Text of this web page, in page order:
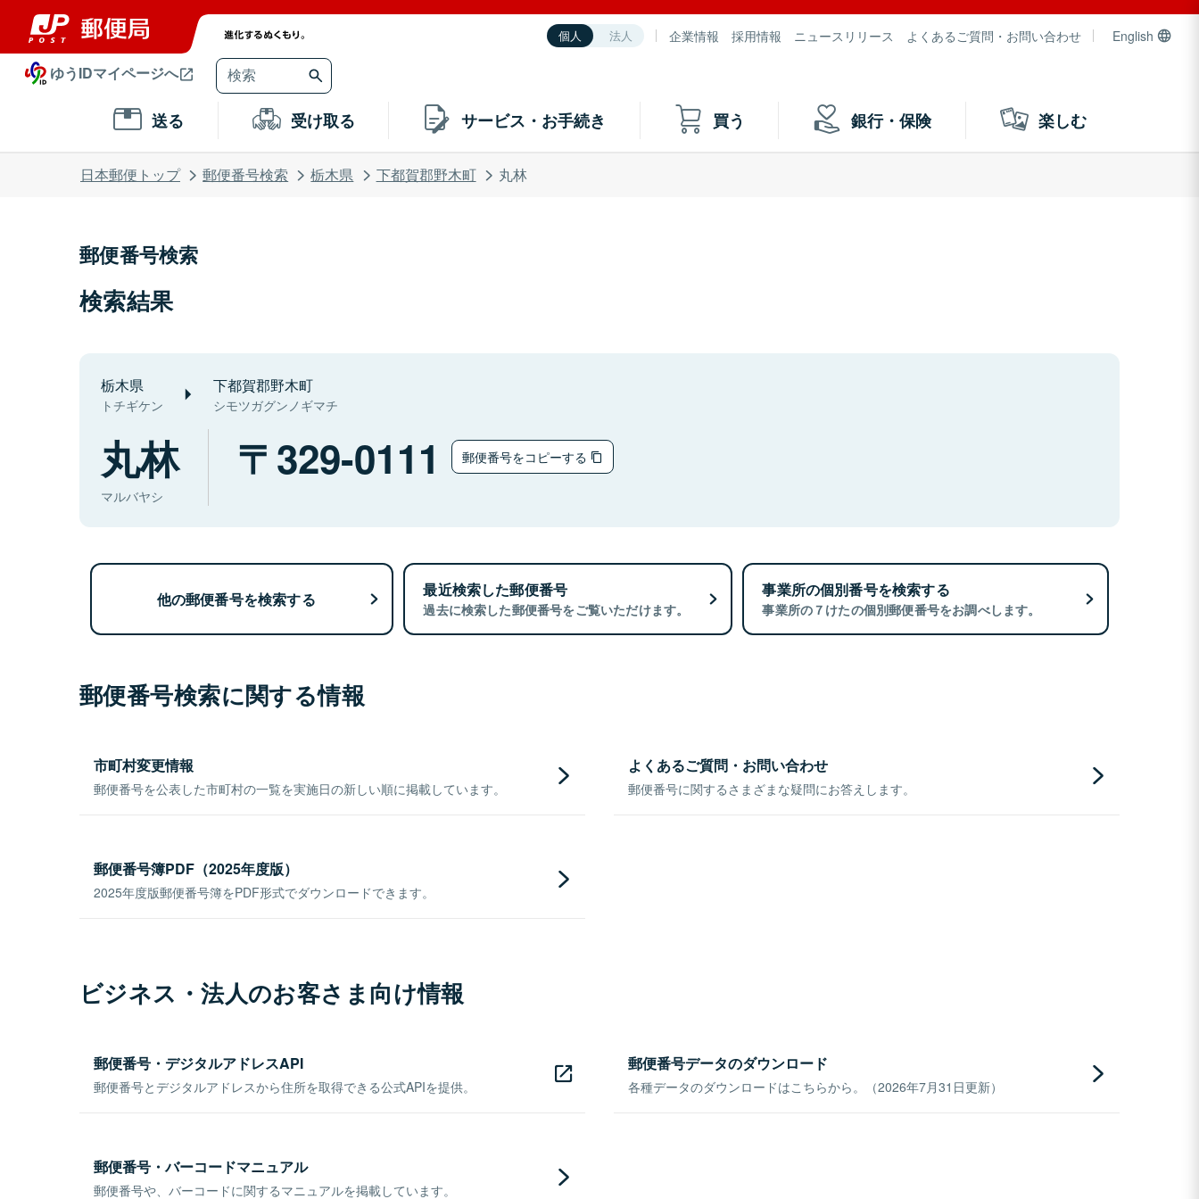
個人 法人 企業情報 採用情報 ニュースリリース よくあるご質問・お問い合わせ English
ゆうIDマイページへ
送る 受け取る サービス・お手続き 買う 銀行・保険 楽しむ
日本郵便トップ 郵便番号検索 栃木県 下都賀郡野木町 丸林
郵便番号検索
検索結果
栃木県
トチギケン
下都賀郡野木町
シモツガグンノギマチ
丸林
マルバヤシ
329-0111 郵便番号をコピーする
他の郵便番号を検索する 最近検索した郵便番号
過去に検索した郵便番号をご覧いただけます。
事業所の個別番号を検索する
事業所の７けたの個別郵便番号をお調べします。
郵便番号検索に関する情報
市町村変更情報
郵便番号を公表した市町村の一覧を実施日の新しい順に掲載しています。
よくあるご質問・お問い合わせ
郵便番号に関するさまざまな疑問にお答えします。
郵便番号簿PDF（2025年度版）
2025年度版郵便番号簿をPDF形式でダウンロードできます。
ビジネス・法人のお客さま向け情報
郵便番号・デジタルアドレスAPI
郵便番号とデジタルアドレスから住所を取得できる公式APIを提供。
郵便番号データのダウンロード
各種データのダウンロードはこちらから。（2026年7月31日更新）
郵便番号・バーコードマニュアル
郵便番号や、バーコードに関するマニュアルを掲載しています。